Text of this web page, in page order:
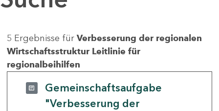
5 Ergebnisse für Verbesserung der regionalen
Wirtschaftsstruktur Leitlinie für
regionalbeihilfen
Gemeinschaftsaufgabe
"Verbesserung der